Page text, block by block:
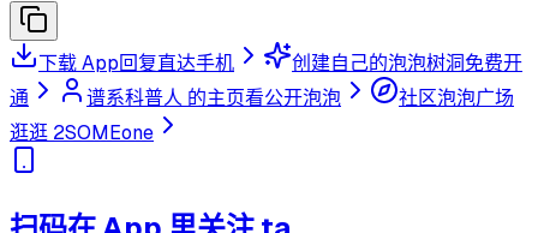
下载 App回复直达手机 创建自己的泡泡树洞免费开
通
谱系科普人 的主页看公开泡泡
社区泡泡广场
逛逛 2SOMEone